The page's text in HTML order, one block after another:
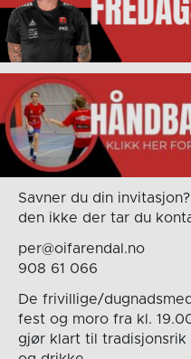
Savner du din
den ikke der tar du
per@oifarendal.no
908 61 066
De frivillige/
fest og moro fra kl.
gjør klart til tradisjonsrik